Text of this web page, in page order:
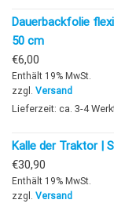
Dauerbackfolie
50 cm
€6,00
Enthält 19% MwSt.
zzgl. Versand
Lieferzeit: ca. 3-4
Kalle der Traktor |
€30,90
Enthält 19% MwSt.
zzgl. Versand